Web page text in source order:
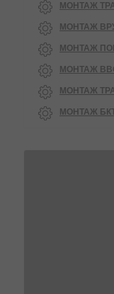
МОНТАЖ
МОНТАЖ
МОНТАЖ
МОНТАЖ
МОНТАЖ
МОНТАЖ